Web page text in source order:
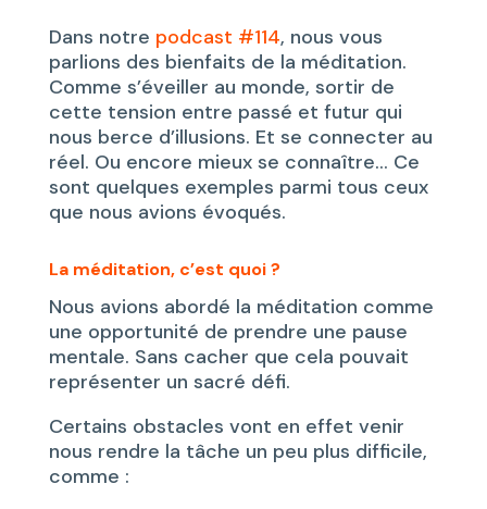
Dans notre podcast #114, nous vous
parlions des bienfaits de la méditation.
Comme s’éveiller au monde, sortir de
cette tension entre passé et futur qui
nous berce d’illusions. Et se connecter au
réel. Ou encore mieux se connaître… Ce
sont quelques exemples parmi tous ceux
que nous avions évoqués.
La méditation, c’est quoi ?
Nous avions abordé la méditation comme
une opportunité de prendre une pause
mentale. Sans cacher que cela pouvait
représenter un sacré défi.
Certains obstacles vont en effet venir
nous rendre la tâche un peu plus difficile,
comme :